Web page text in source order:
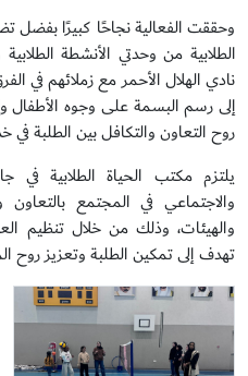
وحققت الفعالية نجاحًا كبيرًا بفضل
الطلابية من وحدتي الأنشطة
نادي الهلال الأحمر مع زملائهم في
إلى رسم البسمة على وجوه الأطفال
روح التعاون والتكافل بين الطلبة
يلتزم مكتب الحياة الطلابية في
والاجتماعي في المجتمع
والهيئات، وذلك من خلال تنظيم
تهدف إلى تمكين الطلبة وتعزيز روح